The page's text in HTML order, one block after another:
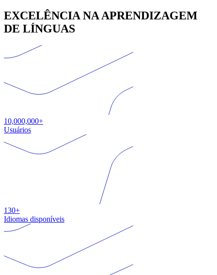
EXCELÊNCIA NA APRENDIZAGEM
DE LÍNGUAS
10,000,000+
Usuários
130+
Idiomas disponíveis